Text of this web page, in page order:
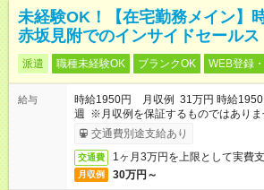
未経験OK！【在宅勤務メイン】
赤坂見附でのインサイドセールス
派遣 職種未経験OK ブランクOK WEB登録
給与
時給1950円 月収例 31万円 時給
週 ※月収例を保証するものではあり
ービス利用可（利用条件有）
交通費別途支給あり
交通費 1ヶ月3万円を上限として実費
月収例 30万円～